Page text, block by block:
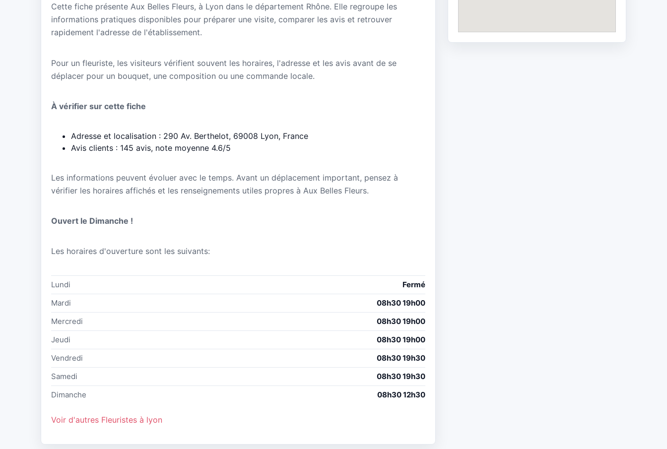
Cette fiche présente Aux Belles Fleurs, à Lyon dans le département Rhône. Elle regroupe les
informations pratiques disponibles pour préparer une visite, comparer les avis et retrouver
rapidement l'adresse de l'établissement.
Pour un fleuriste, les visiteurs vérifient souvent les horaires, l'adresse et les avis avant de se
déplacer pour un bouquet, une composition ou une commande locale.
À vérifier sur cette fiche
Adresse et localisation : 290 Av. Berthelot, 69008 Lyon, France
Avis clients : 145 avis, note moyenne 4.6/5
Les informations peuvent évoluer avec le temps. Avant un déplacement important, pensez à
vérifier les horaires affichés et les renseignements utiles propres à Aux Belles Fleurs.
Ouvert le Dimanche !
Les horaires d'ouverture sont les suivants:
Lundi
Fermé
Mardi
08h30 19h00
Mercredi
08h30 19h00
Jeudi
08h30 19h00
Vendredi
08h30 19h30
Samedi
08h30 19h30
Dimanche
08h30 12h30
Voir d'autres Fleuristes à lyon